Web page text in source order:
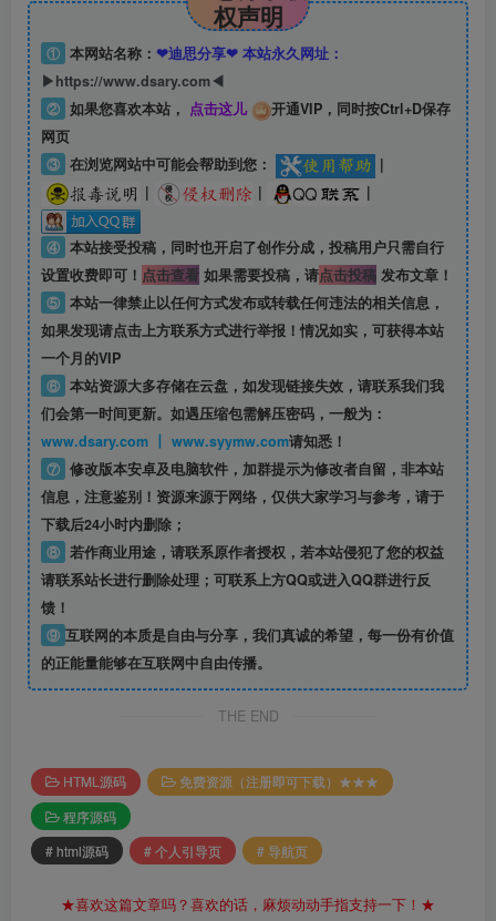
权声明
① 本网站名称： ❤迪思分享❤ 本站永久网址：
▶https://www.dsary.com◀
② 如果您喜欢本站， 点击这儿
开通VIP，同时按Ctrl+D保存
网页
③ 在浏览网站中可能会帮助到您：
|
|
| |
④ 本站接受投稿，同时也开启了创作分成，投稿用户只需自行
设置收费即可！ 点击查看如果需要投稿，请点击投稿发布文章！
⑤ 本站一律禁止以任何方式发布或转载任何违法的相关信息，
如果发现请点击上方联系方式进行举报！情况如实，可获得本站
一个月的VIP
⑥ 本站资源大多存储在云盘，如发现链接失效，请联系我们我
们会第一时间更新。如遇压缩包需解压密码，一般为：
www.dsary.com 丨 www.syymw.com请知悉！
⑦ 修改版本安卓及电脑软件，加群提示为修改者自留， 非本站
信息，注意鉴别！资源来源于网络，仅供大家学习与参考，请于
下载后24小时内删除；
⑧ 若作商业用途，请联系原作者授权，若本站侵犯了您的权益
请联系站长进行删除处理；可联系上方QQ或进入QQ群进行反
馈！
⑨ 互联网的本质是自由与分享，我们真诚的希望，每一份有价值
的正能量能够在互联网中自由传播。
THE END
HTML源码
免费资源（注册即可下载）★★★
程序源码
# html源码
# 个人引导页 # 导航页
★喜欢这篇文章吗？喜欢的话，麻烦动动手指支持一下！★